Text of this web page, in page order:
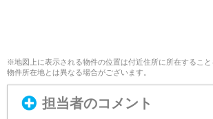
※地図上に表示される物件の位置は付近住所に所在するこ
物件所在地とは異なる場合がございます。
担当者のコメント